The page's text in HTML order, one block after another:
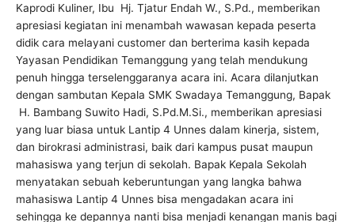
Kaprodi Kuliner, Ibu Hj. Tjatur Endah W., S.Pd., memberikan
apresiasi kegiatan ini menambah wawasan kepada peserta
didik cara melayani customer dan berterima kasih kepada
Yayasan Pendidikan Temanggung yang telah mendukung
penuh hingga terselenggaranya acara ini. Acara dilanjutkan
dengan sambutan Kepala SMK Swadaya Temanggung, Bapak
H. Bambang Suwito Hadi, S.Pd.M.Si., memberikan apresiasi
yang luar biasa untuk Lantip 4 Unnes dalam kinerja, sistem,
dan birokrasi administrasi, baik dari kampus pusat maupun
mahasiswa yang terjun di sekolah. Bapak Kepala Sekolah
menyatakan sebuah keberuntungan yang langka bahwa
mahasiswa Lantip 4 Unnes bisa mengadakan acara ini
sehingga ke depannya nanti bisa menjadi kenangan manis bagi